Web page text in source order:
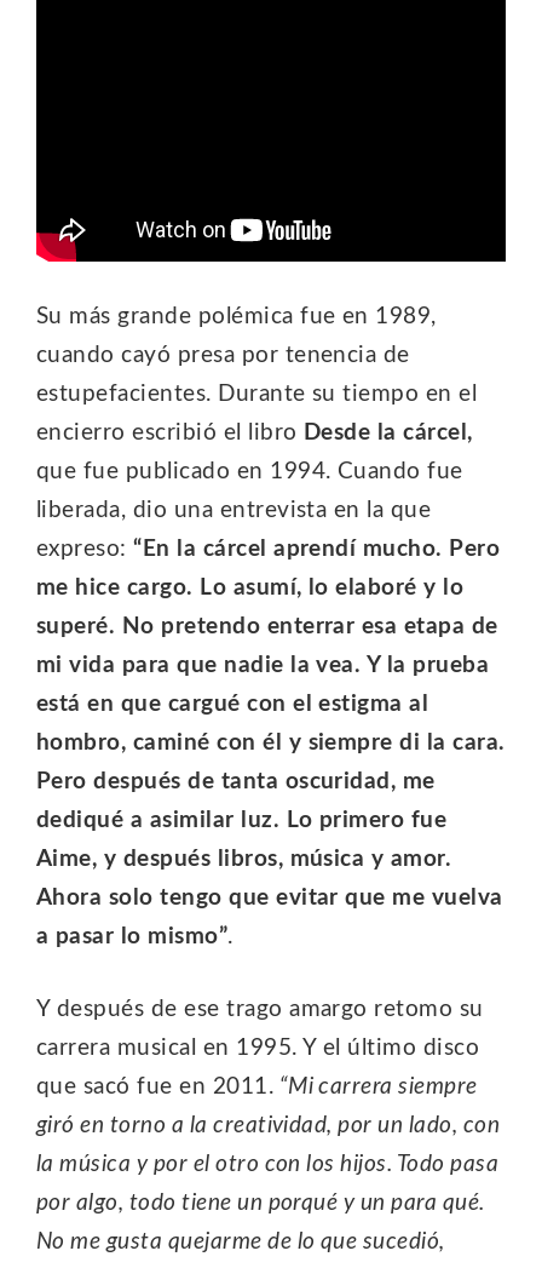
Su más grande polémica fue en 1989,
cuando cayó presa por tenencia de
estupefacientes. Durante su tiempo en el
encierro escribió el libro Desde la cárcel,
que fue publicado en 1994. Cuando fue
liberada, dio una entrevista en la que
expreso:“En la cárcel aprendí mucho. Pero
me hice cargo. Lo asumí, lo elaboré y lo
superé. No pretendo enterrar esa etapa de
mi vida para que nadie la vea. Y la prueba
está en que cargué con el estigma al
hombro, caminé con él y siempre di la cara.
Pero después de tanta oscuridad, me
dediqué a asimilar luz. Lo primero fue
Aime, y después libros, música y amor.
Ahora solo tengo que evitar que me vuelva
a pasar lo mismo”.
Y después de ese trago amargo retomo su
carrera musical en 1995. Y el último disco
que sacó fue en 2011. “Mi carrera siempre
giró en torno a la creatividad, por un lado, con
la música y por el otro con los hijos. Todo pasa
por algo, todo tiene un porqué y un para qué.
No me gusta quejarme de lo que sucedió,